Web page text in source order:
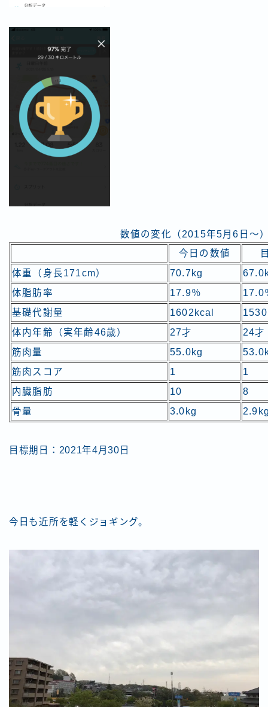
数値の変化（2015年5月6日～
今日の数値
体重（身長171cm）
70.7kg
体脂肪率
17.9％
17.0
基礎代謝量
1602kcal
体内年齢（実年齢46歳）
27才
24才
筋肉量
55.0kg
筋肉スコア
1
1
内臓脂肪
10
8
骨量
3.0kg
目標期日：2021年4月30日
今日も近所を軽くジョギング。